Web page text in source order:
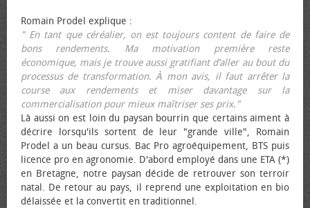
Romain Prodel explique :
" En tant que céréalier, on est toujours content de faire de
bons rendements. Ma motivation première reste
économique, mais je trouve aussi gratifiant d’aller au bout du
processus de transformation. À mon avis, il faut arrêter la
course aux rendements et miser davantage sur la
commercialisation pour mieux maîtriser ses prix."
Là aussi on est loin du paysan bourrin que certains aiment à
décrire lorsqu'ils sortent de leur "grande ville", Romain
Prodel a un beau cursus. Bac Pro agroéquipement, BTS puis
licence pro en agronomie. D'abord employé dans une ETA (*)
en Bretagne, notre paysan décide de retrouver son terroir
natal. De retour au pays, il reprend une exploitation en bio
délaissée et la convertit en traditionnel.